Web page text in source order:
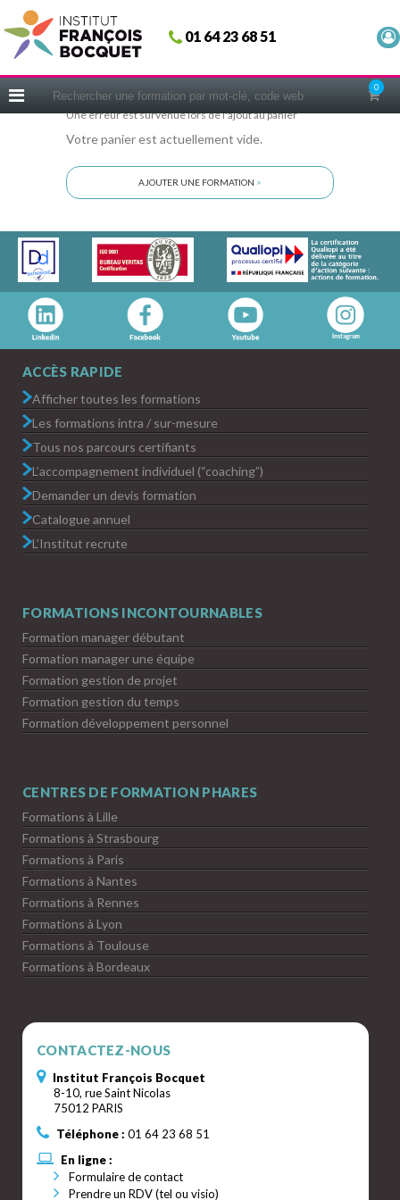
01 64 23 68 51
0
Fermer
ACCUEIL
CERIFICATIONS
INTRAS | SUR-MESURE
COACHING
NOUS CONNAÎTRE
CONSEILS MICRO-COACHING
PODCAST
WEBINAIRES
Une erreur est survenue lors de l'ajout au panier
Votre panier est actuellement vide.
AJOUTER UNE FORMATION >
ACCÈS RAPIDE
Afficher toutes les formations
Les formations intra / sur-mesure
Tous nos parcours certifiants
L’accompagnement individuel (“coaching”)
Demander un devis formation
Catalogue annuel
L’Institut recrute
FORMATIONS INCONTOURNABLES
Formation manager débutant
Formation manager une équipe
Formation gestion de projet
Formation gestion du temps
Formation développement personnel
CENTRES DE FORMATION PHARES
Formations à Lille
Formations à Strasbourg
Formations à Paris
Formations à Nantes
Formations à Rennes
Formations à Lyon
Formations à Toulouse
Formations à Bordeaux
CONTACTEZ-NOUS
Institut François Bocquet
8-10, rue Saint Nicolas
75012 PARIS
Téléphone : 01 64 23 68 51
En ligne :
Formulaire de contact
Prendre un RDV (tel ou visio)